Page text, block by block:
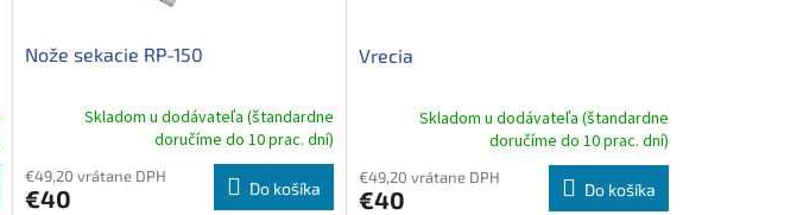
Nože sekacie RP-150
Skladom u dodávateľa (štandardne
doručíme do 10 prac. dní)
€49,20 vrátane DPH
€40 Do košíka
Vrecia
Skladom u dodávateľa (štandardne
doručíme do 10 prac. dní)
€49,20 vrátane DPH
€40 Do košíka